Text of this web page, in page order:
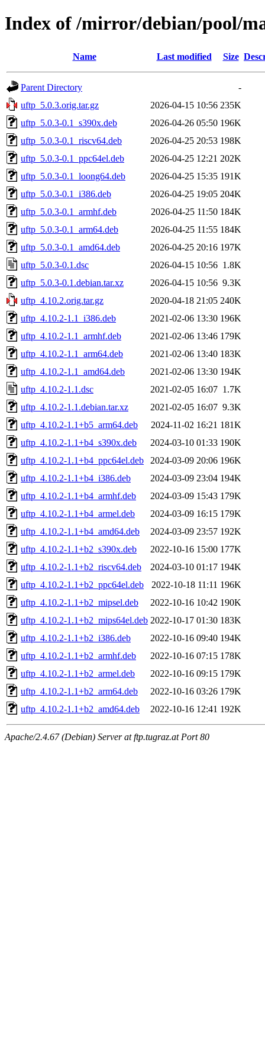
Index of /mirror/debian/pool/
Name Last modified Size
Parent Directory
-
uftp_5.0.3.orig.tar.gz
2026-04-15 10:56 235K
uftp_5.0.3-0.1_s390x.deb
2026-04-26 05:50 196K
uftp_5.0.3-0.1_riscv64.deb
2026-04-25 20:53 198K
uftp_5.0.3-0.1_ppc64el.deb
2026-04-25 12:21 202K
uftp_5.0.3-0.1_loong64.deb
2026-04-25 15:35 191K
uftp_5.0.3-0.1_i386.deb
2026-04-25 19:05 204K
uftp_5.0.3-0.1_armhf.deb
2026-04-25 11:50 184K
uftp_5.0.3-0.1_arm64.deb
2026-04-25 11:55 184K
uftp_5.0.3-0.1_amd64.deb
2026-04-25 20:16 197K
uftp_5.0.3-0.1.dsc
2026-04-15 10:56 1.8K
uftp_5.0.3-0.1.debian.tar.xz
2026-04-15 10:56 9.3K
uftp_4.10.2.orig.tar.gz
2020-04-18 21:05 240K
uftp_4.10.2-1.1_i386.deb
2021-02-06 13:30 196K
uftp_4.10.2-1.1_armhf.deb
2021-02-06 13:46 179K
uftp_4.10.2-1.1_arm64.deb
2021-02-06 13:40 183K
uftp_4.10.2-1.1_amd64.deb
2021-02-06 13:30 194K
uftp_4.10.2-1.1.dsc
2021-02-05 16:07 1.7K
uftp_4.10.2-1.1.debian.tar.xz
2021-02-05 16:07 9.3K
uftp_4.10.2-1.1+b5_arm64.deb
2024-11-02 16:21 181K
uftp_4.10.2-1.1+b4_s390x.deb
2024-03-10 01:33 190K
uftp_4.10.2-1.1+b4_ppc64el.deb
2024-03-09 20:06 196K
uftp_4.10.2-1.1+b4_i386.deb
2024-03-09 23:04 194K
uftp_4.10.2-1.1+b4_armhf.deb
2024-03-09 15:43 179K
uftp_4.10.2-1.1+b4_armel.deb
2024-03-09 16:15 179K
uftp_4.10.2-1.1+b4_amd64.deb
2024-03-09 23:57 192K
uftp_4.10.2-1.1+b2_s390x.deb
2022-10-16 15:00 177K
uftp_4.10.2-1.1+b2_riscv64.deb
2024-03-10 01:17 194K
uftp_4.10.2-1.1+b2_ppc64el.deb
2022-10-18 11:11 196K
uftp_4.10.2-1.1+b2_mipsel.deb
2022-10-16 10:42 190K
uftp_4.10.2-1.1+b2_mips64el.deb 2022-10-17 01:30 183K
uftp_4.10.2-1.1+b2_i386.deb
2022-10-16 09:40 194K
uftp_4.10.2-1.1+b2_armhf.deb
2022-10-16 07:15 178K
uftp_4.10.2-1.1+b2_armel.deb
2022-10-16 09:15 179K
uftp_4.10.2-1.1+b2_arm64.deb
2022-10-16 03:26 179K
uftp_4.10.2-1.1+b2_amd64.deb
2022-10-16 12:41 192K
Apache/2.4.67 (Debian) Server at ftp.tugraz.at Port 80